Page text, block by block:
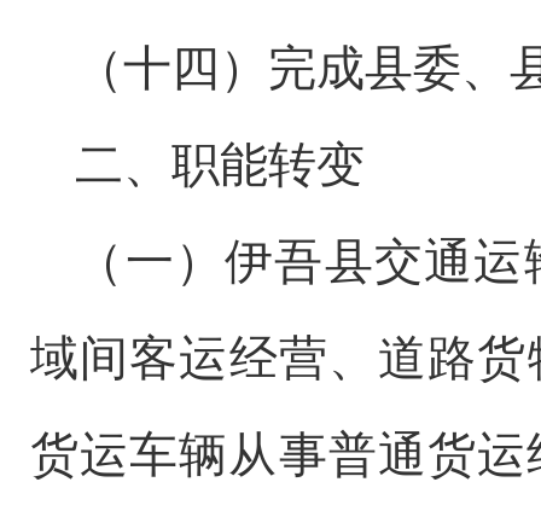
（十四 ）完成县委、
二、职能转变
（一）伊吾县交通运
域间客运经营、道路
货运车辆从事普通货